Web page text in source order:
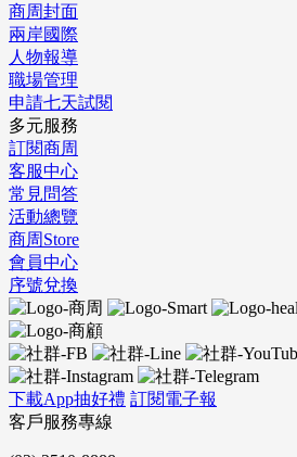
商周封面
兩岸國際
人物報導
職場管理
申請七天試閱
多元服務
訂閱商周
客服中心
常見問答
活動總覽
商周Store
會員中心
序號兌換
下載App抽好禮 訂閱電子報
客戶服務專線